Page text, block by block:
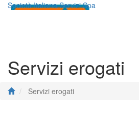
Società Italiana Servizi Spa
Servizi erogati
Servizi erogati